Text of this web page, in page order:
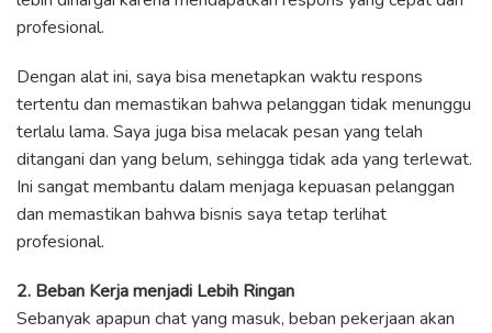
profesional.
Dengan alat ini, saya bisa menetapkan waktu respons
tertentu dan memastikan bahwa pelanggan tidak menunggu
terlalu lama. Saya juga bisa melacak pesan yang telah
ditangani dan yang belum, sehingga tidak ada yang terlewat.
Ini sangat membantu dalam menjaga kepuasan pelanggan
dan memastikan bahwa bisnis saya tetap terlihat
profesional.
2. Beban Kerja menjadi Lebih Ringan
Sebanyak apapun chat yang masuk, beban pekerjaan akan